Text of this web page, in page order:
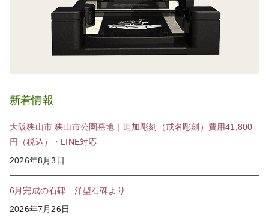
新着情報
大阪狭山市 狭山市公園墓地｜追加彫刻（戒名彫刻）費用41,800
円（税込）・LINE対応
2026年8月3日
6月完成の石碑 洋型石碑より
2026年7月26日